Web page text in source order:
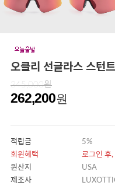
오클리 선글라스 스턴
345,000원
262,200원
적립금
5%
회원혜택
로그인 후
원산지
USA
제조사